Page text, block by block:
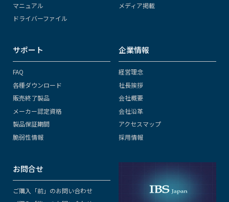
マニュアル
ドライバーファイル
メディア掲載
サポート
FAQ
各種ダウンロード
販売終了製品
メーカー認定資格
製品保証期間
脆弱性情報
企業情報
経営理念
社長挨拶
会社概要
会社沿革
アクセスマップ
採用情報
お問合せ
ご購入「前」のお問い合わせ